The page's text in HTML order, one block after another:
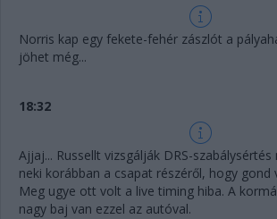
Norris kap egy fekete-fehér zászlót a
jöhet még...
18:32
Ajjaj... Russellt vizsgálják DRS-szabálysértés
neki korábban a csapat részéről, hogy gond
Meg ugye ott volt a live timing hiba. A
nagy baj van ezzel az autóval.